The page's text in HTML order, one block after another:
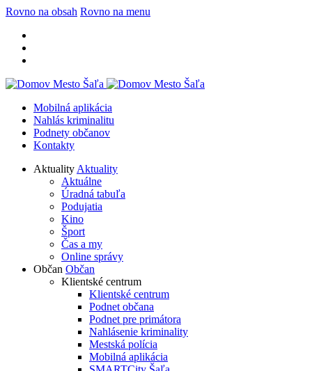
Rovno na obsah Rovno na menu
Mobilná aplikácia
Nahlás kriminalitu
Podnety občanov
Kontakty
Aktuality Aktuality
Aktuálne
Úradná tabuľa
Podujatia
Kino
Šport
Čas a my
Online správy
Občan Občan
Klientské centrum
Klientské centrum
Podnet občana
Podnet pre primátora
Nahlásenie kriminality
Mestská polícia
Mobilná aplikácia